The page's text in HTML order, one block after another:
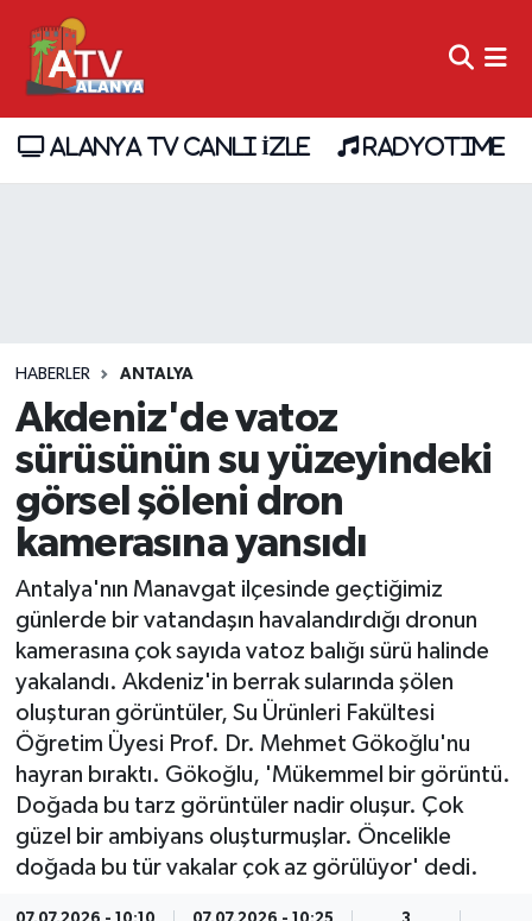
ALANYA TV CANLI İZLE RADYOTIME
HABERLER ANTALYA
Akdeniz'de vatoz
sürüsünün su yüzeyindeki
görsel şöleni dron
kamerasına yansıdı
Antalya'nın Manavgat ilçesinde geçtiğimiz
günlerde bir vatandaşın havalandırdığı dronun
kamerasına çok sayıda vatoz balığı sürü halinde
yakalandı. Akdeniz'in berrak sularında şölen
oluşturan görüntüler, Su Ürünleri Fakültesi
Öğretim Üyesi Prof. Dr. Mehmet Gökoğlu'nu
hayran bıraktı. Gökoğlu, 'Mükemmel bir görüntü.
Doğada bu tarz görüntüler nadir oluşur. Çok
güzel bir ambiyans oluşturmuşlar. Öncelikle
doğada bu tür vakalar çok az görülüyor' dedi.